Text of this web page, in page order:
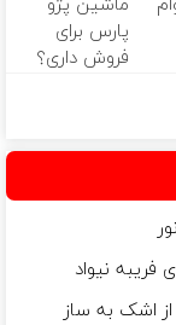
پارس برای
فروش داری؟
ﻓﺮﻳﺒﻪ نیواد
اشک به ساز